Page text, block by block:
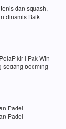
dan squash,
dinamis Baik
l Pak Win
sedang booming
Padel
Padel